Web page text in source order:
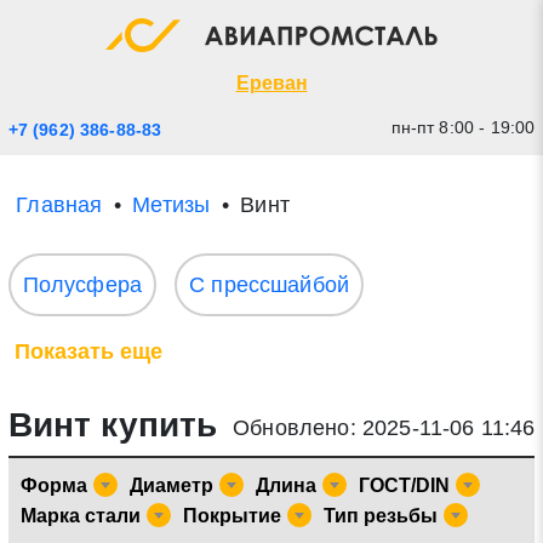
Ереван
+7 (962) 386-88-83 пн-пт 8:00 - 19:00
Главная Метизы Винт
Полусфера С прессшайбой
Показать еще
Винт купить Обновлено: 2025-11-06 11:46
Форма Диаметр Длина
ГОСТ/DIN
Марка стали
Покрытие Тип резьбы
Экспресс заявка
Прикрепить файл (до 20 mb)
Отправить заявку